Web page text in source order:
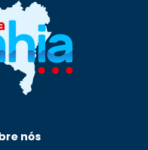
nós